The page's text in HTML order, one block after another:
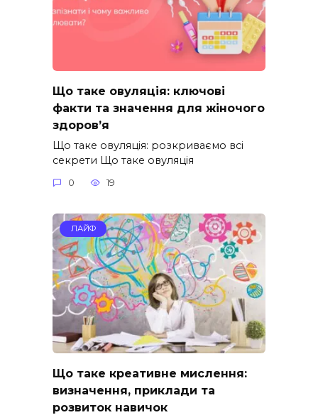
Що таке овуляція: ключові
факти та значення для жіночого
здоров’я
Що таке овуляція: розкриваємо всі
секрети Що таке овуляція
0 19
ЛАЙФ
Що таке креативне мислення:
визначення, приклади та
розвиток навичок